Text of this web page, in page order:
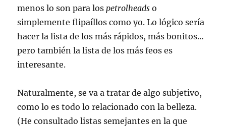
menos lo son para lospetrolheads o
simplemente flipaíllos como yo. Lo lógico sería
hacer la lista de los más rápidos, más bonitos…
pero también la lista de los más feos es
interesante.
Naturalmente, se va a tratar de algo subjetivo,
como lo es todo lo relacionado con la belleza.
(He consultado listas semejantes en la que